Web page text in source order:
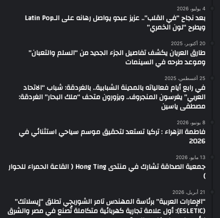
4 يوليو، 2026
بعد نجاح “في القلب”.. عزيز عبدو يواصل رهانه على الـLatin Pop
ويطرح “لون الخمري”
20 أكتوبر، 2025
طارق العريان يكشف تفاصيل الجزء الجديد من “السلم والتعبان”
وموعد طرحه في السينمات
25 أغسطس، 2025
في رابع أيام فعالياته بالمدينة الشبابية.. بالغردقة: شباب “الاتحاد
العربي” يغرسون المنجروف.. ويزورون متحف “ملك البحار” الغردقة:
مصطفى ياسين
8 يونيو، 2026
فاطمة الزهراء : تركيا تستعد لتحقيق موسم سياحي استثنائي في
2026
13 مايو، 2026
جمعية الصداقة تشارك في منتدى Hong Ting ( القاعة الحمراء للحوار
)
21 أبريل، 2026
“الإمارات العربية” برئاسة المهندس تامر الشوربجي تطلق “إيسلاتك”
(ESLETIC): أول علامة تجارية كهربائية متكاملة تُصنع في مصر والشرق